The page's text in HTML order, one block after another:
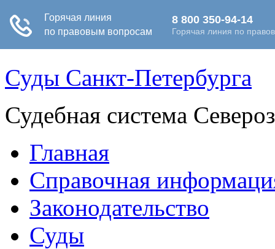
Суды Санкт-Петербурга
Судебная система
Главная
Справочная
Законодательство
Суды